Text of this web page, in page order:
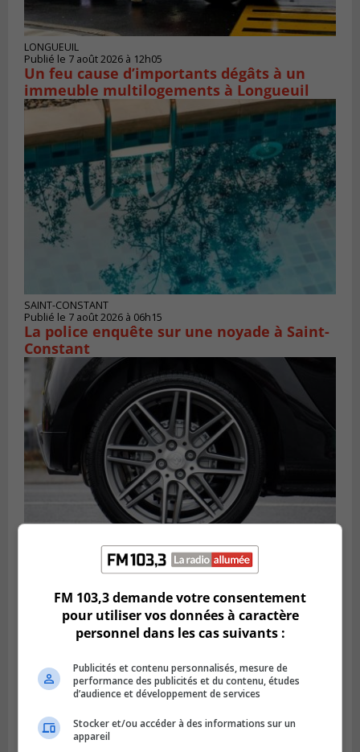
LONGUEUIL
Publié le 7 août 2026 à 12h05
Un feu cause d’importants dégâts à un
immeuble multilogements à Longueuil
SAINT-CONSTANT
Publié le 7 août 2026 à 06h15
La police enquête sur une noyade à Saint-
Constant
Publié le 6 août 2026 à 11h58
Des jeunes ciblent la Montérégie pour
le Défi écrou de roue
FM 103,3 demande votre consentement
pour utiliser vos données à caractère
personnel dans les cas suivants :
Publicités et contenu personnalisés, mesure de
performance des publicités et du contenu, études
d’audience et développement de services
Stocker et/ou accéder à des informations sur un
appareil